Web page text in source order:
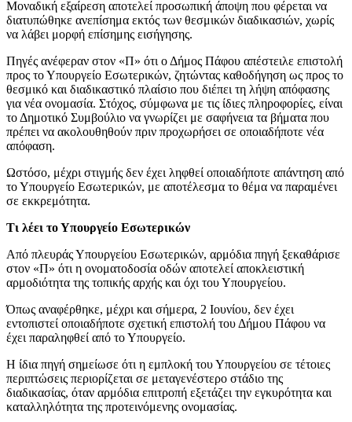
Μοναδική εξαίρεση αποτελεί προσωπική άποψη που φέρεται να
διατυπώθηκε ανεπίσημα εκτός των θεσμικών διαδικασιών, χωρίς
να λάβει μορφή επίσημης εισήγησης.
Πηγές ανέφεραν στον «Π» ότι ο Δήμος Πάφου απέστειλε επιστολή
προς το Υπουργείο Εσωτερικών, ζητώντας καθοδήγηση ως προς το
θεσμικό και διαδικαστικό πλαίσιο που διέπει τη λήψη απόφασης
για νέα ονομασία. Στόχος, σύμφωνα με τις ίδιες πληροφορίες, είναι
το Δημοτικό Συμβούλιο να γνωρίζει με σαφήνεια τα βήματα που
πρέπει να ακολουθηθούν πριν προχωρήσει σε οποιαδήποτε νέα
απόφαση.
Ωστόσο, μέχρι στιγμής δεν έχει ληφθεί οποιαδήποτε απάντηση από
το Υπουργείο Εσωτερικών, με αποτέλεσμα το θέμα να παραμένει
σε εκκρεμότητα.
Τι λέει το Υπουργείο Εσωτερικών
Από πλευράς Υπουργείου Εσωτερικών, αρμόδια πηγή ξεκαθάρισε
στον «Π» ότι η ονοματοδοσία οδών αποτελεί αποκλειστική
αρμοδιότητα της τοπικής αρχής και όχι του Υπουργείου.
Όπως αναφέρθηκε, μέχρι και σήμερα, 2 Ιουνίου, δεν έχει
εντοπιστεί οποιαδήποτε σχετική επιστολή του Δήμου Πάφου να
έχει παραληφθεί από το Υπουργείο.
Η ίδια πηγή σημείωσε ότι η εμπλοκή του Υπουργείου σε τέτοιες
περιπτώσεις περιορίζεται σε μεταγενέστερο στάδιο της
διαδικασίας, όταν αρμόδια επιτροπή εξετάζει την εγκυρότητα και
καταλληλότητα της προτεινόμενης ονομασίας.